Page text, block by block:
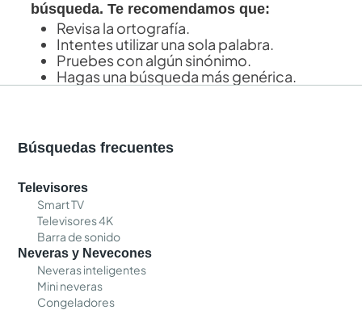
búsqueda. Te recomendamos que:
Revisa la ortografía.
Intentes utilizar una sola palabra.
Pruebes con algún sinónimo.
Hagas una búsqueda más genérica.
Búsquedas frecuentes
Televisores
Smart TV
Televisores 4K
Barra de sonido
Neveras y Nevecones
Neveras inteligentes
Mini neveras
Congeladores